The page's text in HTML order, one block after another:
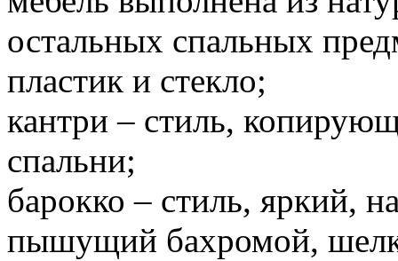
остальных спальных
пластик и стекло;
кантри – стиль,
спальни;
барокко – стиль, яркий,
пышущий бахромой,